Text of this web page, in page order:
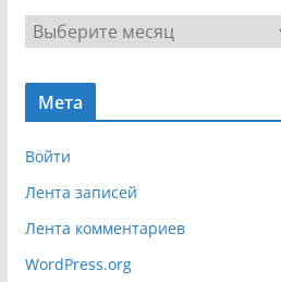
г
я
х
Мета
Войти
Лента записей
Лента комментариев
WordPress.org